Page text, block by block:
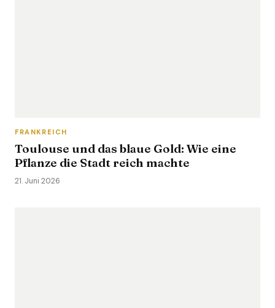
FRANKREICH
Toulouse und das blaue Gold: Wie eine
Pflanze die Stadt reich machte
21. Juni 2026